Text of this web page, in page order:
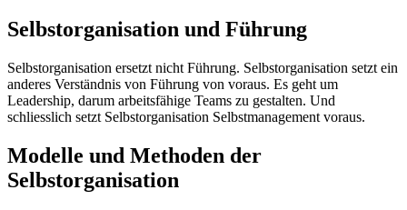
Selbstorganisation und Führung
Selbstorganisation ersetzt nicht Führung. Selbstorganisation setzt ein
anderes Verständnis von Führung von voraus. Es geht um
Leadership, darum arbeitsfähige Teams zu gestalten. Und
schliesslich setzt Selbstorganisation Selbstmanagement voraus.
Modelle und Methoden der
Selbstorganisation